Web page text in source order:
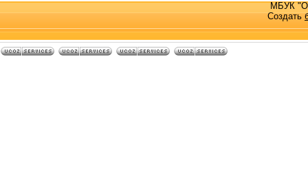
МБУК
Создать